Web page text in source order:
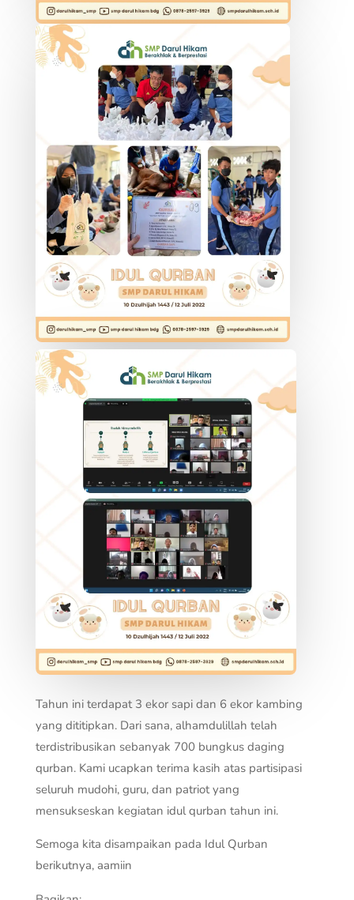
Tahun ini terdapat 3 ekor sapi dan 6 ekor kambing
yang dititipkan. Dari sana, alhamdulillah telah
terdistribusikan sebanyak 700 bungkus daging
qurban. Kami ucapkan terima kasih atas partisipasi
seluruh mudohi, guru, dan patriot yang
mensukseskan kegiatan idul qurban tahun ini.
Semoga kita disampaikan pada Idul Qurban
berikutnya, aamiin